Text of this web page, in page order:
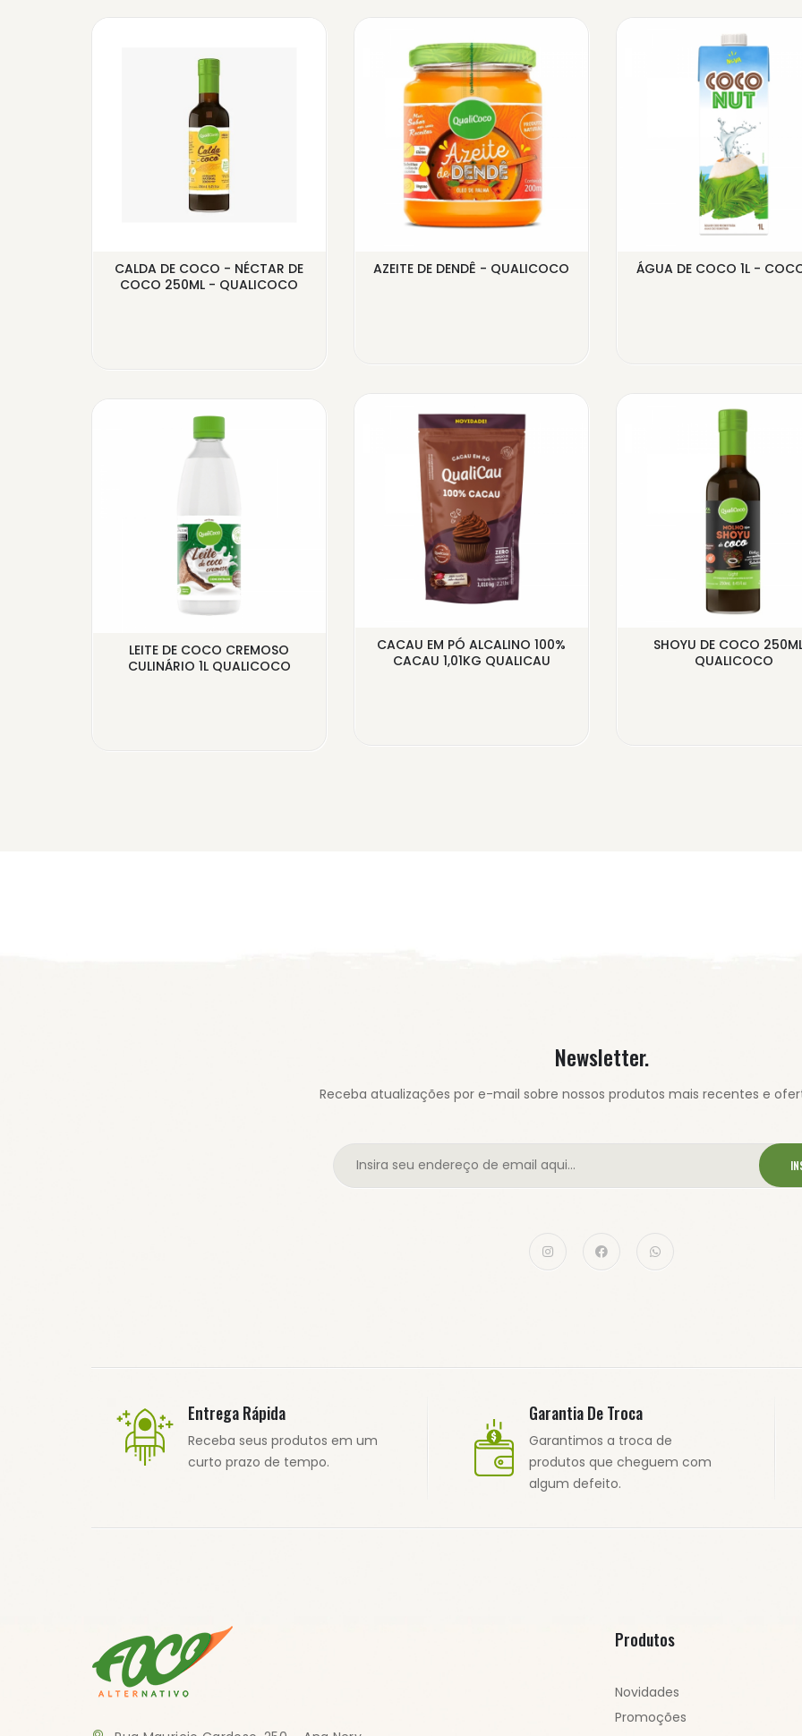
CALDA DE COCO - NÉCTAR DE
COCO 250ML - QUALICOCO
LEITE DE COCO CREMOSO
CULINÁRIO 1L QUALICOCO
AZEITE DE DENDÊ - QUALICOCO
CACAU EM PÓ ALCALINO 100%
CACAU 1,01KG QUALICAU
ÁGUA DE COCO 1L -
SHOYU DE COCO
QUALICOCO
Newsletter.
Receba atualizações por e-mail sobre nossos produtos mais recentes e
Entrega Rápida
Receba seus produtos em um
curto prazo de tempo.
Garantia De Troca
Garantimos a troca de
produtos que cheguem com
algum defeito.
Produtos
Novidades
Promoções